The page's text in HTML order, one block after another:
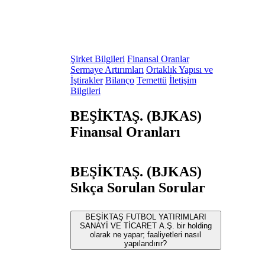
Şirket Bilgileri Finansal Oranlar
Sermaye Artırımları Ortaklık Yapısı ve
İştirakler Bilanço Temettü İletişim
Bilgileri
BEŞİKTAŞ. (BJKAS)
Finansal Oranları
BEŞİKTAŞ. (BJKAS)
Sıkça Sorulan Sorular
BEŞİKTAŞ FUTBOL YATIRIMLARI
SANAYİ VE TİCARET A.Ş. bir holding
olarak ne yapar; faaliyetleri nasıl
yapılandırır?